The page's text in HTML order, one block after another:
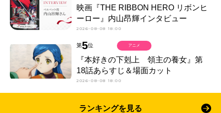
映画『THE RIBBON HERO リボンヒ
ーロー』内山昂輝インタビュー
2026-08-08 18:00
第5位
『本好きの下剋上 領主の養女』第
18話あらすじ＆場面カット
2026-08-08 18:00
アニメ
ランキングを見る